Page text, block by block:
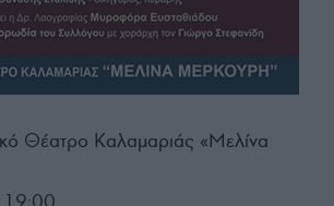
Θέατρο Καλαμαριάς «Μελίνα